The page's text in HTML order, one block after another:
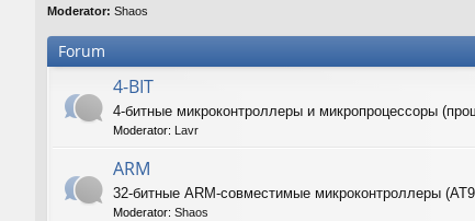
Moderator: Shaos
Forum
4-BIT
4-битные микроконтроллеры и микропроцессоры
Moderator: Lavr
ARM
32-битные ARM-совместимые микроконтроллеры
Moderator: Shaos